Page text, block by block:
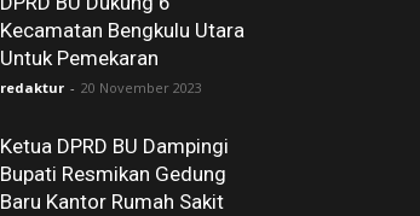
Kecamatan Bengkulu Utara
Untuk Pemekaran
redaktur - 20 November 2023
Ketua DPRD BU Dampingi
Bupati Resmikan Gedung
Baru Kantor Rumah Sakit